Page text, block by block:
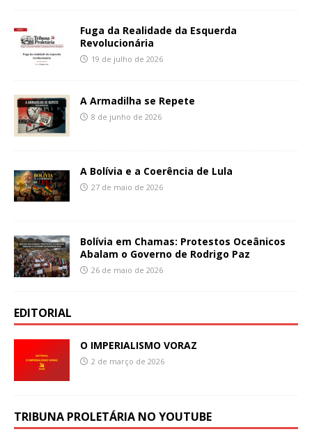
Fuga da Realidade da Esquerda
Revolucionária
19 de julho de 2026
A Armadilha se Repete
8 de junho de 2026
A Bolívia e a Coerência de Lula
27 de maio de 2026
Bolívia em Chamas: Protestos Oceânicos
Abalam o Governo de Rodrigo Paz
26 de maio de 2026
EDITORIAL
O IMPERIALISMO VORAZ
2 de março de 2026
TRIBUNA PROLETÁRIA NO YOUTUBE